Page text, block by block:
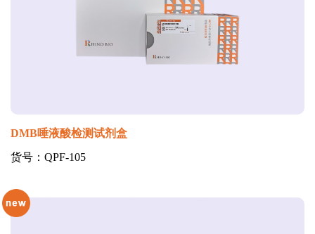
DMB唾液酸检测试剂盒
货号：QPF-105